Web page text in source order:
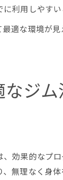
利用しやすい
適な環境が
なジム
効果的なプ
無理なく身